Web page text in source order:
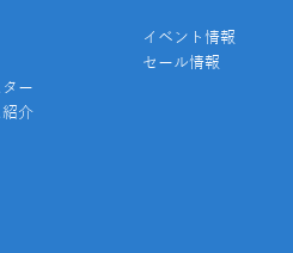
ー
介
イベント情報
セール情報